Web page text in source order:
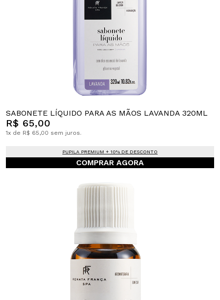
SABONETE LÍQUIDO PARA AS MÃOS LAVANDA 320ML
R$ 65,00
1x de R$ 65,00 sem juros.
PUPILA PREMIUM + 10% DE DESCONTO
COMPRAR AGORA